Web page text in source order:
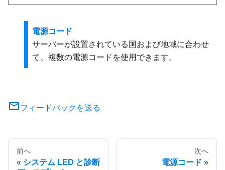
電源コード
サーバーが設置されている国および地域に合わせ
て、複数の電源コードを使用できます。
フィードバックを送る
前へ
システム LED と診断
次へ
電源コード